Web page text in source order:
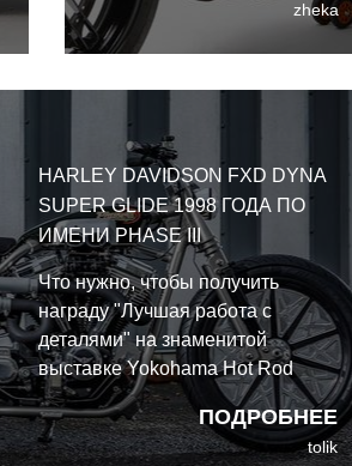
можно разглядывать
часами, изучая каждую
zheka
HARLEY DAVIDSON FXD DYNA
SUPER GLIDE 1998 ГОДА ПО
ИМЕНИ PHASE III
ПОДРОБНЕЕ
Что нужно, чтобы получить
награду "Лучшая работа с
деталями" на знаменитой
выставке Yokohama Hot Rod
Custom Show? Куча
воображения, изобретательности
и мастерства, а этого добра у tolik